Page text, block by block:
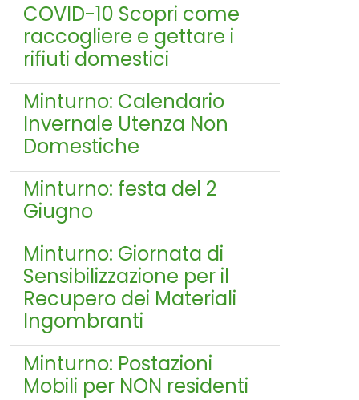
COVID-10 Scopri come
raccogliere e gettare i
rifiuti domestici
Minturno: Calendario
Invernale Utenza Non
Domestiche
Minturno: festa del 2
Giugno
Minturno: Giornata di
Sensibilizzazione per il
Recupero dei Materiali
Ingombranti
Minturno: Postazioni
Mobili per NON residenti